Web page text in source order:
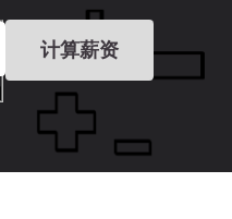
计算薪资